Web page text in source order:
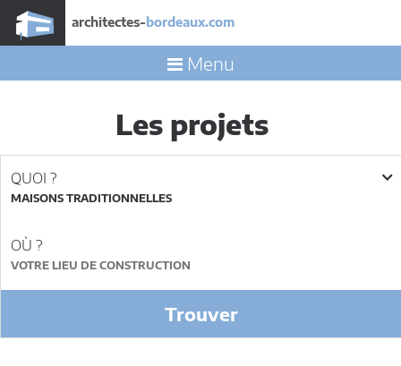
architectes- bordeaux.com
Menu
Les projets
QUOI ?
MAISONS TRADITIONNELLES
OÙ ?
Trouver